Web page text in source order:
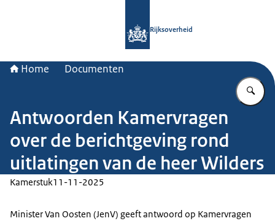
Rijksoverheid
Home Documenten
Antwoorden Kamervragen
over de berichtgeving rond
uitlatingen van de heer Wilders
Kamerstuk11-11-2025
Minister Van Oosten (JenV) geeft antwoord op Kamervragen